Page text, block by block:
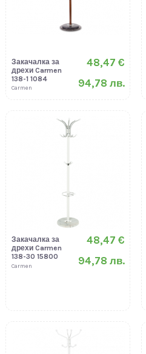
Закачалка за
дрехи Carmen
138-1 1084
Carmen
48,47 €
94,78 лв.
Закачалка за
дрехи Carmen
138-30 15800
Carmen
48,47 €
94,78 лв.